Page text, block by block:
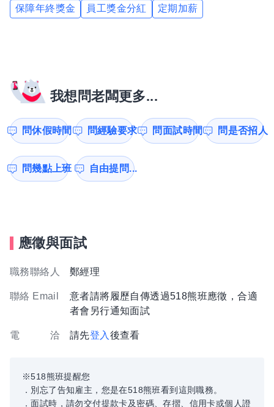
保障年終獎金 員工獎金分紅 定期加薪
我想問老闆更多...
問休假時間 問經驗要求 問面試時間 問是否招人
問幾點上班 自由提問...
應徵與面試
職務聯絡人 鄭經理
聯絡 Email
意者請將履歷自傳透過518熊班應徵，合適
者會另行通知面試
電 洽 請先登入 後查看
※518熊班提醒您
．別忘了告知雇主，您是在518熊班看到這則職務。
．面試時，請勿交付提款卡及密碼、存摺、信用卡或個人證